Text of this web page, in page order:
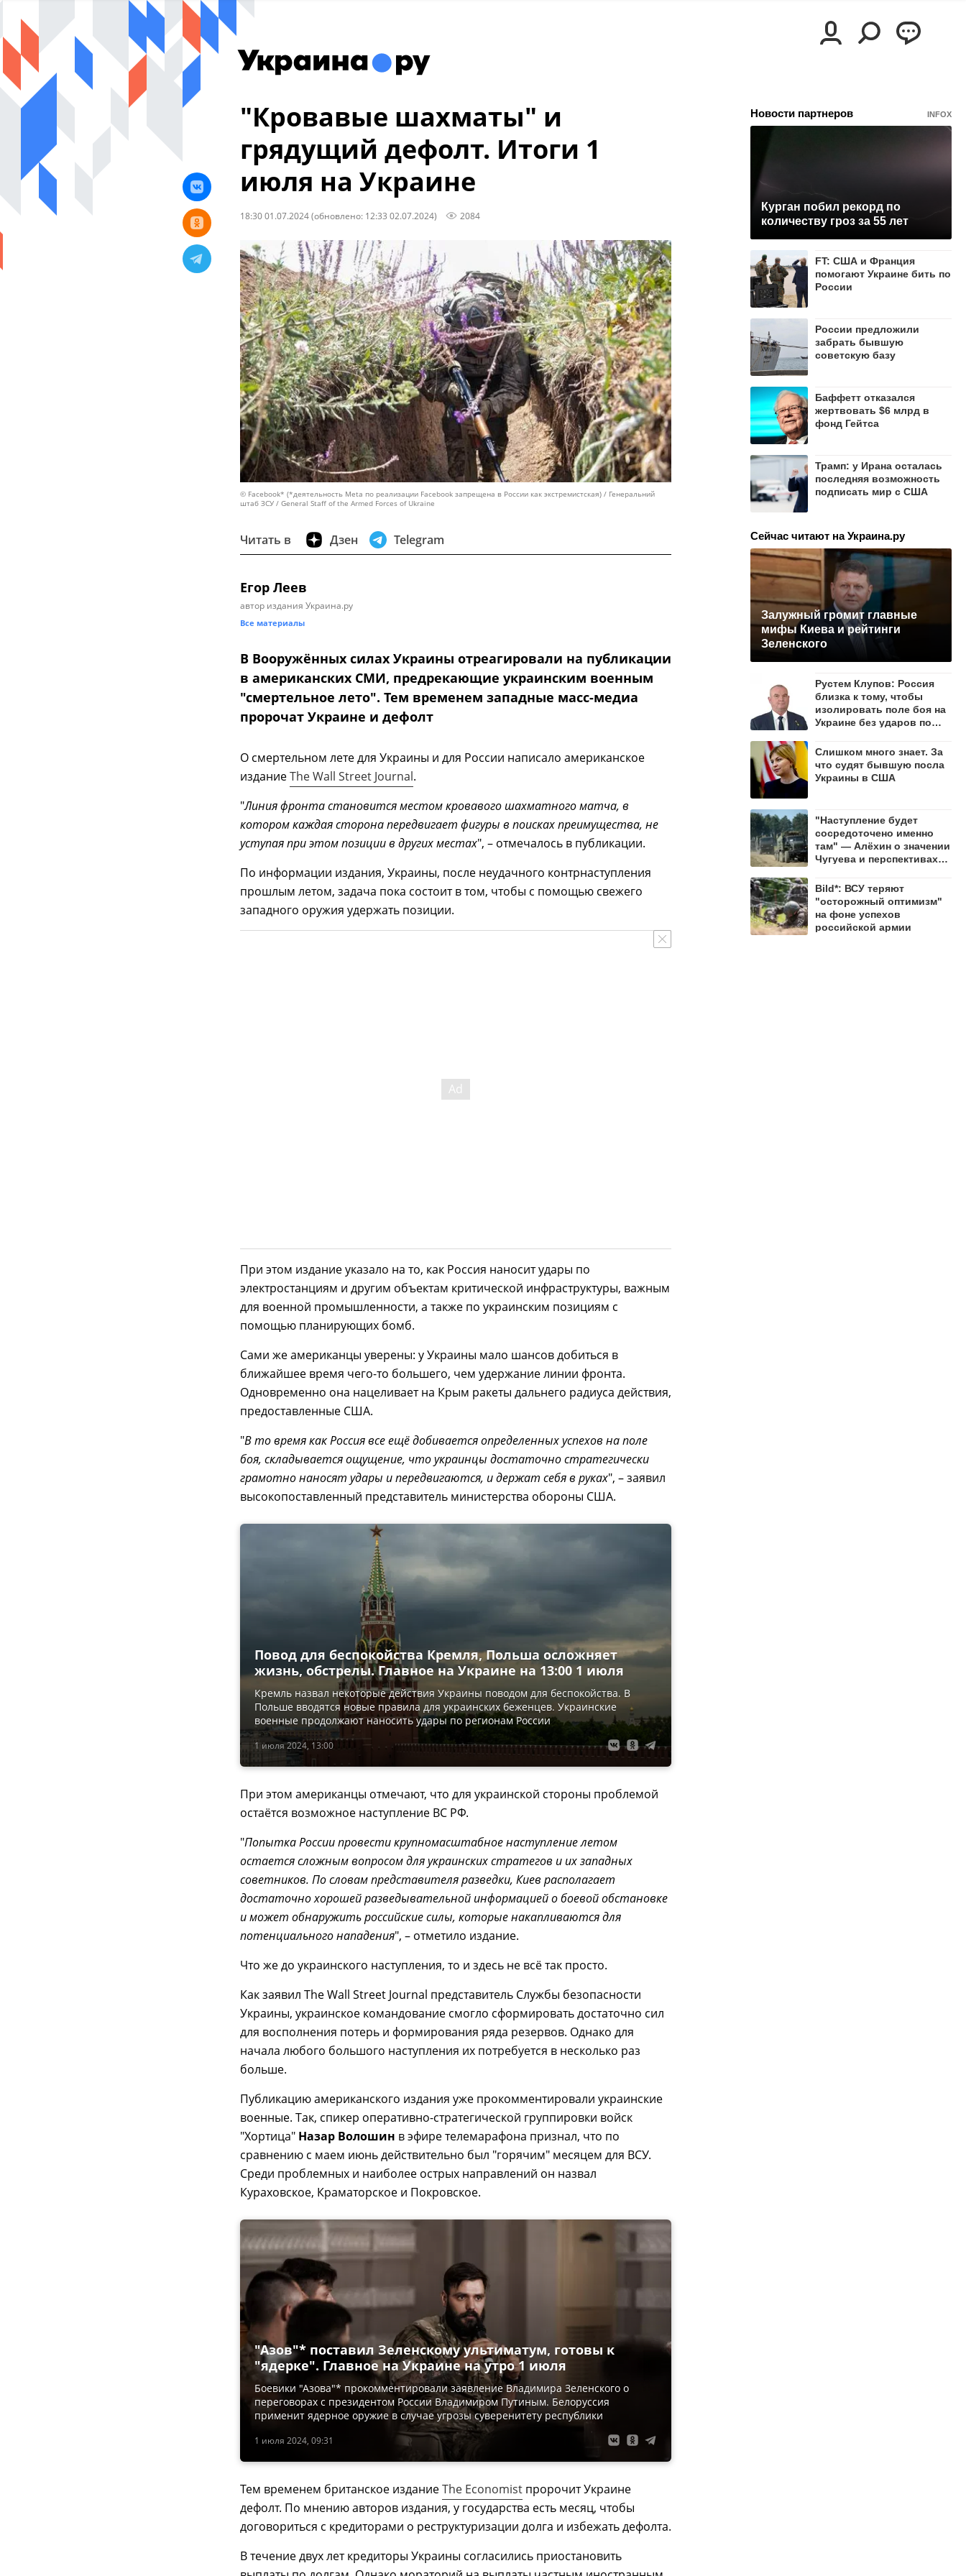
"Кровавые шахматы" и
грядущий дефолт. Итоги 1
июля на Украине
18:30 01.07.2024(обновлено: 12:33 02.07.2024) 2084
© Facebook* (*деятельность Meta по реализации Facebook запрещена в России как экстремистская) / Генеральний
штаб ЗСУ / General Staff of the Armed Forces of Ukraine
Читать в Дзен Telegram
Егор Леев
автор издания Украина.ру
Все материалы
В Вооружённых силах Украины отреагировали на публикации
в американских СМИ, предрекающие украинским военным
"смертельное лето". Тем временем западные масс-медиа
пророчат Украине и дефолт
О смертельном лете для Украины и для России написало американское
изданиеThe Wall Street Journal.
"Линия фронта становится местом кровавого шахматного матча, в
котором каждая сторона передвигает фигуры в поисках преимущества, не
уступая при этом позиции в других местах", – отмечалось в публикации.
По информации издания, Украины, после неудачного контрнаступления
прошлым летом, задача пока состоит в том, чтобы с помощью свежего
западного оружия удержать позиции.
При этом издание указало на то, как Россия наносит удары по
электростанциям и другим объектам критической инфраструктуры, важным
для военной промышленности, а также по украинским позициям с
помощью планирующих бомб.
Сами же американцы уверены: у Украины мало шансов добиться в
ближайшее время чего-то большего, чем удержание линии фронта.
Одновременно она нацеливает на Крым ракеты дальнего радиуса действия,
предоставленные США.
"В то время как Россия все ещё добивается определенных успехов на поле
боя, складывается ощущение, что украинцы достаточно стратегически
грамотно наносят удары и передвигаются, и держат себя в руках", – заявил
высокопоставленный представитель министерства обороны США.
1 июля 2024, 13:00
Повод для беспокойства Кремля, Польша осложняет
жизнь, обстрелы. Главное на Украине на 13:00 1 июля
Кремль назвал некоторые действия Украины поводом для беспокойства. В
Польше вводятся новые правила для украинских беженцев. Украинские
военные продолжают наносить удары по регионам России
При этом американцы отмечают, что для украинской стороны проблемой
остаётся возможное наступление ВС РФ.
"Попытка России провести крупномасштабное наступление летом
остается сложным вопросом для украинских стратегов и их западных
советников. По словам представителя разведки, Киев располагает
достаточно хорошей разведывательной информацией о боевой обстановке
и может обнаружить российские силы, которые накапливаются для
потенциального нападения", – отметило издание.
Что же до украинского наступления, то и здесь не всё так просто.
Как заявил The Wall Street Journal представитель Службы безопасности
Украины, украинское командование смогло сформировать достаточно сил
для восполнения потерь и формирования ряда резервов. Однако для
начала любого большого наступления их потребуется в несколько раз
больше.
Публикацию американского издания уже прокомментировали украинские
военные. Так, спикер оперативно-стратегической группировки войск
"Хортица" Назар Волошин в эфире телемарафона признал, что по
сравнению с маем июнь действительно был "горячим" месяцем для ВСУ.
Среди проблемных и наиболее острых направлений он назвал
Кураховское, Краматорское и Покровское.
1 июля 2024, 09:31
"Азов"* поставил Зеленскому ультиматум, готовы к
"ядерке". Главное на Украине на утро 1 июля
Боевики "Азова"* прокомментировали заявление Владимира Зеленского о
переговорах с президентом России Владимиром Путиным. Белоруссия
применит ядерное оружие в случае угрозы суверенитету республики
Тем временем британское изданиеThe Economist пророчит Украине
дефолт. По мнению авторов издания, у государства есть месяц, чтобы
договориться с кредиторами о реструктуризации долга и избежать дефолта.
В течение двух лет кредиторы Украины согласились приостановить
Новости партнеров INFOX
Курган побил рекорд по
количеству гроз за 55 лет
FT: США и Франция
помогают Украине бить по
России
России предложили
забрать бывшую
советскую базу
Баффетт отказался
жертвовать $6 млрд в
фонд Гейтса
Трамп: у Ирана осталась
последняя возможность
подписать мир с США
Сейчас читают на Украина.ру
Залужный громит главные
мифы Киева и рейтинги
Зеленского
Рустем Клупов: Россия
близка к тому, чтобы
изолировать поле боя на
Украине без ударов по
Слишком много знает. За
что судят бывшую посла
Украины в США
"Наступление будет
сосредоточено именно
там" — Алёхин о значении
Чугуева и перспективах
Bild*: ВСУ теряют
"осторожный оптимизм"
на фоне успехов
российской армии